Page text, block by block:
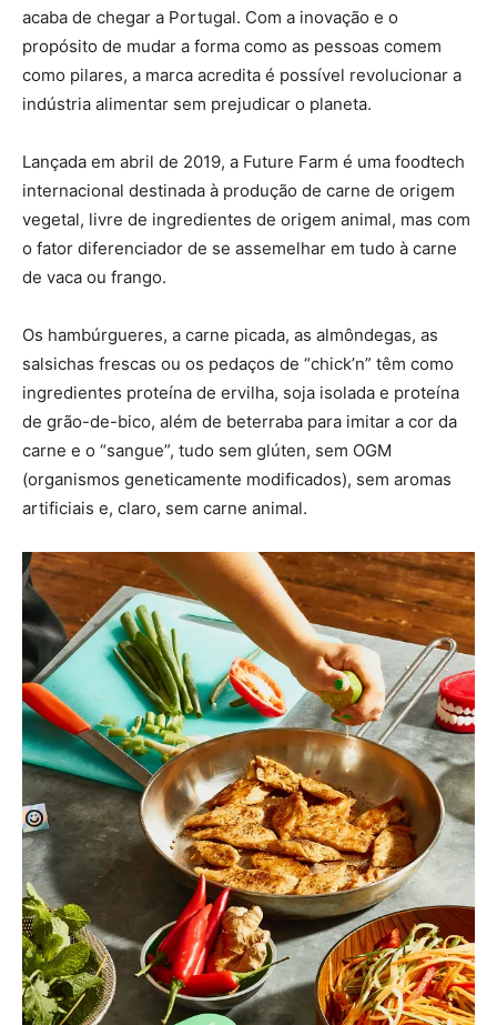
acaba de chegar a Portugal. Com a inovação e o
propósito de mudar a forma como as pessoas comem
como pilares, a marca acredita é possível revolucionar a
indústria alimentar sem prejudicar o planeta.
Lançada em abril de 2019, a Future Farm é uma foodtech
internacional destinada à produção de carne de origem
vegetal, livre de ingredientes de origem animal, mas com
o fator diferenciador de se assemelhar em tudo à carne
de vaca ou frango.
Os hambúrgueres, a carne picada, as almôndegas, as
salsichas frescas ou os pedaços de “chick’n” têm como
ingredientes proteína de ervilha, soja isolada e proteína
de grão-de-bico, além de beterraba para imitar a cor da
carne e o “sangue”, tudo sem glúten, sem OGM
(organismos geneticamente modificados), sem aromas
artificiais e, claro, sem carne animal.